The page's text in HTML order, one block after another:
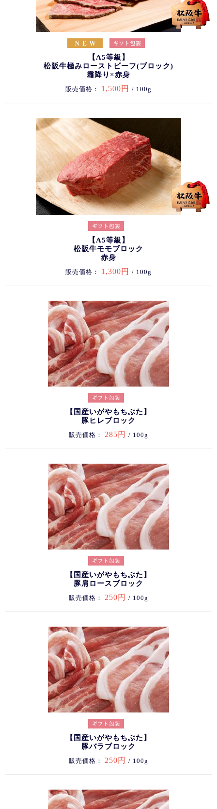
【A5等級】
松阪牛極みローストビーフ(ブロック)
霜降り×赤身
販売価格： 1,500円 / 100g
【A5等級】
松阪牛モモブロック
赤身
販売価格： 1,300円 / 100g
【国産いがやもちぶた】
豚ヒレブロック
販売価格： 285円 / 100g
【国産いがやもちぶた】
豚肩ロースブロック
販売価格： 250円 / 100g
【国産いがやもちぶた】
豚バラブロック
販売価格： 250円 / 100g